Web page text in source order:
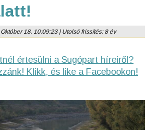
18. 10:09:23 | Utolsó frissítés: 8 év
értesülni a Sugópart híreiről?
Klikk, és like a Facebookon!